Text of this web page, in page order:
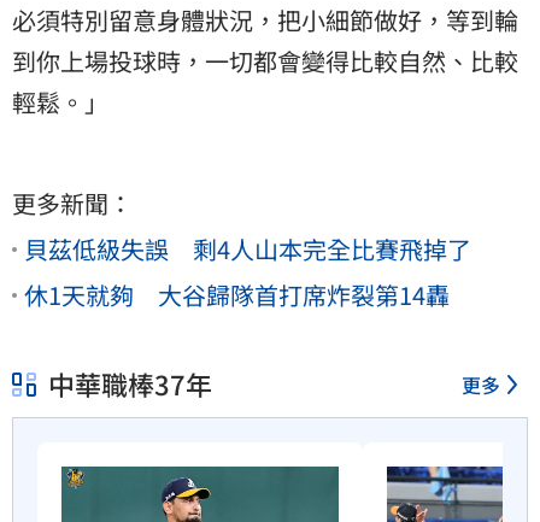
必須特別留意身體狀況，把小細節做好，等到輪
到你上場投球時，一切都會變得比較自然、比較
輕鬆。」
更多新聞：
貝茲低級失誤 剩4人山本完全比賽飛掉了
休1天就夠 大谷歸隊首打席炸裂第14轟
中華職棒37年 更多